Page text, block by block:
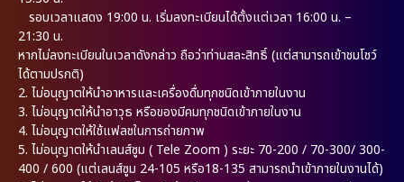
รอบเวลาแสดง 19:00 น. เริ่มลงทะเบียนได้ตั้งแต่เวลา 16:00 น. –
21:30 น.
หากไม่ลงทะเบียนในเวลาดังกล่าว ถือว่าท่านสละสิทธิ์ (แต่สามารถเข้าชมโชว์
ได้ตามปรกติ)
2. ไม่อนุญาตให้นำอาหารและเครื่องดื่มทุกชนิดเข้าภายในงาน
3. ไม่อนุญาตให้นำอาวุธ หรือของมีคมทุกชนิดเข้าภายในงาน
4. ไม่อนุญาตให้ใช้แฟลชในการถ่ายภาพ
5. ไม่อนุญาตให้นำเลนส์ซูม ( Tele Zoom ) ระยะ 70-200 / 70-300/ 300-
400 / 600 (แต่เลนส์ซูม 24-105 หรือ18-135 สามารถนำเข้าภายในงานได้)